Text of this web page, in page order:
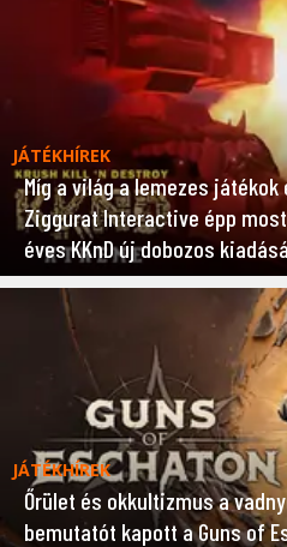
JÁTÉKHÍREK
Míg a világ a lemezes
Ziggurat Interactive épp
éves KKnD új dobozos
JÁTÉKHÍREK
Őrület és okkultizmus a
bemutatót kapott a Guns of